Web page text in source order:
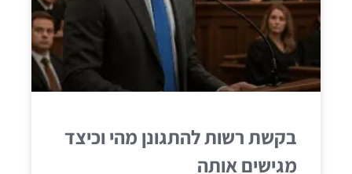
בקשת רשות להתגונן מהי וכיצד
מגישים אותה